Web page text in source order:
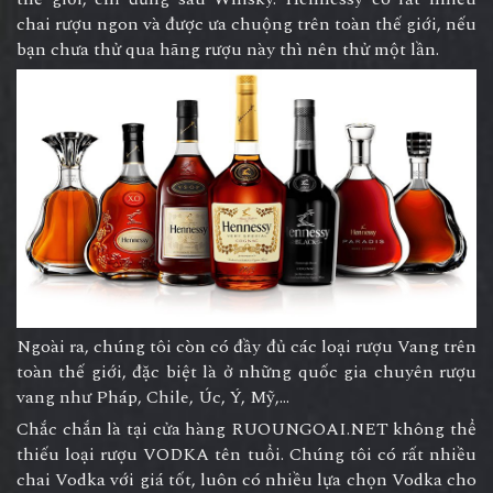
chai rượu ngon và được ưa chuộng trên toàn thế giới, nếu
bạn chưa thử qua hãng rượu này thì nên thử một lần.
Ngoài ra, chúng tôi còn có đầy đủ các loại rượu Vang trên
toàn thế giới, đặc biệt là ở những quốc gia chuyên rượu
vang như Pháp, Chile, Úc, Ý, Mỹ,...
Chắc chắn là tại cửa hàng RUOUNGOAI.NET không thể
thiếu loại rượu VODKA tên tuổi. Chúng tôi có rất nhiều
chai Vodka với giá tốt, luôn có nhiều lựa chọn Vodka cho